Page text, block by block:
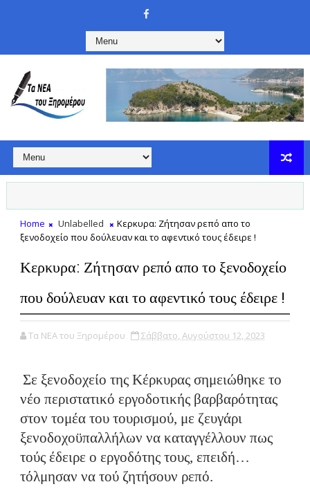
Home Unlabelled
Κερκυρα: Ζήτησαν ρεπό απο το
ξενοδοχείο που δούλευαν και το αφεντικό τους έδειρε !
Κερκυρα: Ζήτησαν ρεπό απο το ξενοδοχείο
που δούλευαν και το αφεντικό τους έδειρε !
Τα ΝΕΑ του Ξηρομέρου Σάββατο, Αυγούστου 12, 2023
Σε ξενοδοχείο της Κέρκυρας σημειώθηκε το
νέο περιστατικό εργοδοτικής βαρβαρότητας
στον τομέα του τουρισμού, με ζευγάρι
ξενοδοχοϋπαλλήλων να καταγγέλλουν πως
τούς έδειρε ο εργοδότης τους, επειδή…
τόλμησαν να τού ζητήσουν ρεπό.